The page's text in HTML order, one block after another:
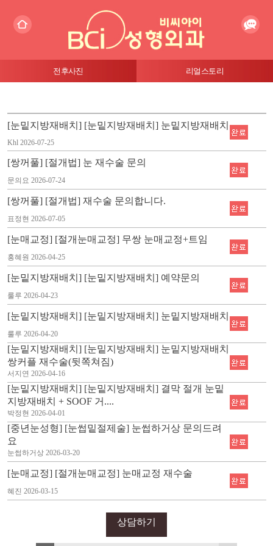
전후사진 리얼스토리
[눈밑지방재배치] [눈밑지방재배치] 눈밑지방재배치
Khl 2026-07-25
[쌍꺼풀] [절개법] 눈 재수술 문의
문의요 2026-07-24
[쌍꺼풀] [절개법] 재수술 문의합니다.
표정현 2026-07-05
[눈매교정] [절개눈매교정] 무쌍 눈매교정+트임
홍혜원 2026-04-25
[눈밑지방재배치] [눈밑지방재배치] 예약문의
룰루 2026-04-23
[눈밑지방재배치] [눈밑지방재배치] 눈밑지방재배치
룰루 2026-04-20
[눈밑지방재배치] [눈밑지방재배치] 눈밑지방재배치
쌍커플 재수술(뒷쪽쳐짐)
서지연 2026-04-16
[눈밑지방재배치] [눈밑지방재배치] 결막 절개 눈밑
지방재배치 + SOOF 거....
박정현 2026-04-01
[중년눈성형] [눈썹밑절제술] 눈썹하거상 문의드려
요
눈썹하거상 2026-03-20
[눈매교정] [절개눈매교정] 눈매교정 재수술
혜진 2026-03-15
상담하기